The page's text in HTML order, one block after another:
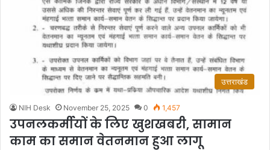
उत्तराखंड
NIH Desk November 25, 2025 0 1,457
उपनलकर्मीयों के लिए खुशखबरी, सामान
काम का समान वेतनमान हुआ लागू